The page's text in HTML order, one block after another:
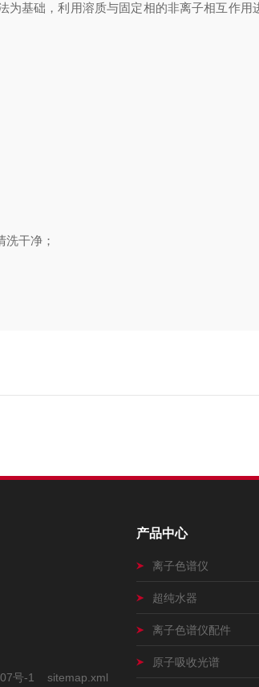
基础，利用溶质与固定相的非离子相互作用
干净；
号-1 sitemap.xml
产品中心
离子色谱仪
超纯水器
离子色谱仪配件
原子吸收光谱